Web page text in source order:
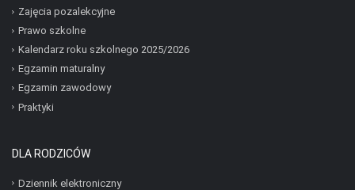
Zajęcia pozalekcyjne
Prawo szkolne
Kalendarz roku szkolnego 2025/2026
Egzamin maturalny
Egzamin zawodowy
Praktyki
DLA RODZICÓW
Dziennik elektroniczny